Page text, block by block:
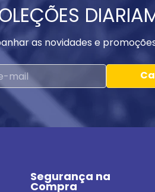
as novidades e
Segurança na
Compra